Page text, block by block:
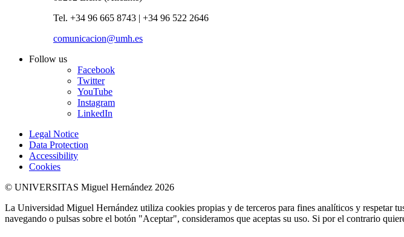
Tel. +34 96 665 8743 | +34 96 522 2646
comunicacion@umh.es
Follow us
Facebook
Twitter
YouTube
Instagram
LinkedIn
Legal Notice
Data Protection
Accessibility
Cookies
© UNIVERSITAS Miguel Hernández 2026
La Universidad Miguel Hernández utiliza cookies propias y de terceros para fines analíticos y respetar
navegando o pulsas sobre el botón "Aceptar", consideramos que aceptas su uso. Si por el contrario